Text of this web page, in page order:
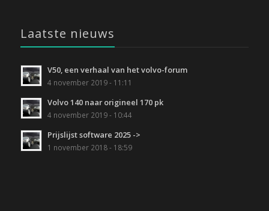
Laatste nieuws
V50, een verhaal van het volvo-forum
4 november 2019 - 11:11
Volvo 140 naar origineel 170 pk
4 november 2019 - 10:44
Prijslijst software 2025 ->
1 november 2018 - 18:59